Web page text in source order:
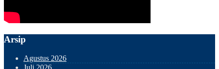
Arsip
Agustus 2026
Juli 2026